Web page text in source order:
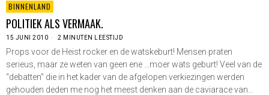
BINNENLAND
POLITIEK ALS VERMAAK.
15 JUNI 2010 2 MINUTEN LEESTIJD
Props voor de Heist rocker en de watskeburt! Mensen praten
serieus, maar ze weten van geen ene …moer wats geburt! Veel van de
“debatten” die in het kader van de afgelopen verkiezingen werden
gehouden deden me nog het meest denken aan de caviarace van…